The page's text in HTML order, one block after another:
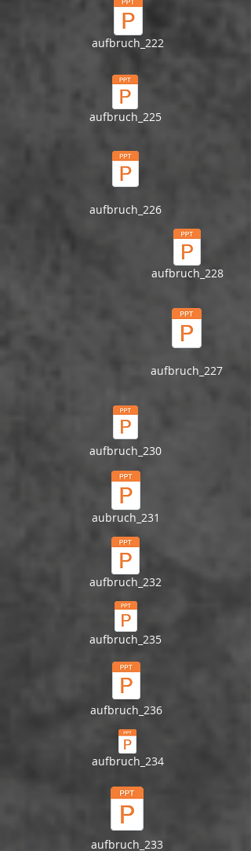
aufbruch_222
aufbruch_225
aufbruch_226
aufbruch_228
aufbruch_227
aufbruch_230
aubruch_231
aufbruch_232
aufbruch_235
aufbruch_236
aufbruch_234
aufbruch_233